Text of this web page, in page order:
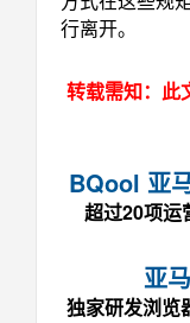
行离开。
转载需知：此
BQool 亚
超过20项运
亚
独家研发浏览